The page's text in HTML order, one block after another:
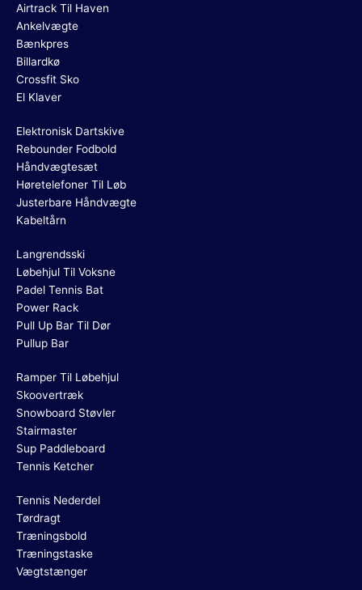
Airtrack Til Haven
Ankelvægte
Bænkpres
Billardkø
Crossfit Sko
El Klaver
Elektronisk Dartskive
Rebounder Fodbold
Håndvægtesæt
Høretelefoner Til Løb
Justerbare Håndvægte
Kabeltårn
Langrendsski
Løbehjul Til Voksne
Padel Tennis Bat
Power Rack
Pull Up Bar Til Dør
Pullup Bar
Ramper Til Løbehjul
Skoovertræk
Snowboard Støvler
Stairmaster
Sup Paddleboard
Tennis Ketcher
Tennis Nederdel
Tørdragt
Træningsbold
Træningstaske
Vægtstænger